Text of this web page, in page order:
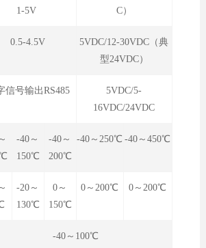
1-5V
C）
0.5-4.5V
5VDC/12-30VDC（典
型24VDC）
信号输出RS485
5VDC/5-
16VDC/24VDC
-40～
150℃
-40～
200℃
-40～250℃ -40～450℃
-20～
130℃
0～
150℃
0～200℃ 0～200℃
-40～100℃